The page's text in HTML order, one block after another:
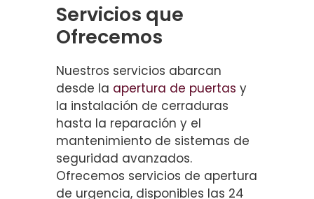
Servicios que
Ofrecemos
Nuestros servicios abarcan
desde la apertura de puertas y
la instalación de cerraduras
hasta la reparación y el
mantenimiento de sistemas de
seguridad avanzados.
Ofrecemos servicios de apertura
de urgencia, disponibles las 24